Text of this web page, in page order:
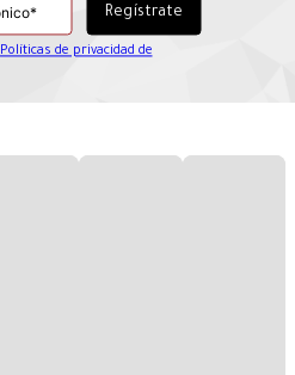
Políticas de privacidad de